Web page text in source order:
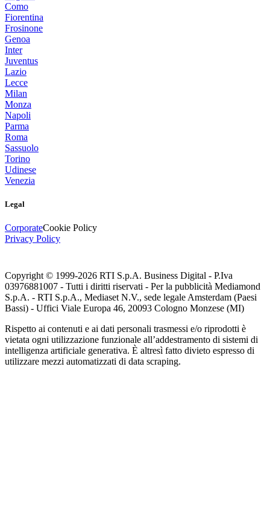
Como
Fiorentina
Frosinone
Genoa
Inter
Juventus
Lazio
Lecce
Milan
Monza
Napoli
Parma
Roma
Sassuolo
Torino
Udinese
Venezia
Legal
CorporateCookie Policy
Privacy Policy
Copyright © 1999-2026 RTI S.p.A. Business Digital - P.Iva
03976881007 - Tutti i diritti riservati - Per la pubblicità Mediamond
S.p.A. - RTI S.p.A., Mediaset N.V., sede legale Amsterdam (Paesi
Bassi) - Uffici Viale Europa 46, 20093 Cologno Monzese (MI)
Rispetto ai contenuti e ai dati personali trasmessi e/o riprodotti è
vietata ogni utilizzazione funzionale all’addestramento di sistemi di
intelligenza artificiale generativa. È altresì fatto divieto espresso di
utilizzare mezzi automatizzati di data scraping.